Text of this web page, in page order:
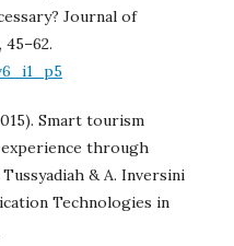
Journal of
Smart tourism
through
& A. Inversini
Technologies in